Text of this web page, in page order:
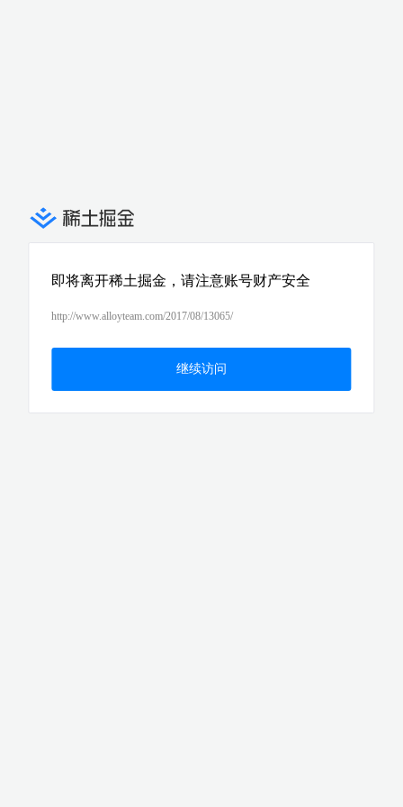
即将离开稀土掘金，请注意账号财产安全
http://www.alloyteam.com/2017/08/13065/
继续访问